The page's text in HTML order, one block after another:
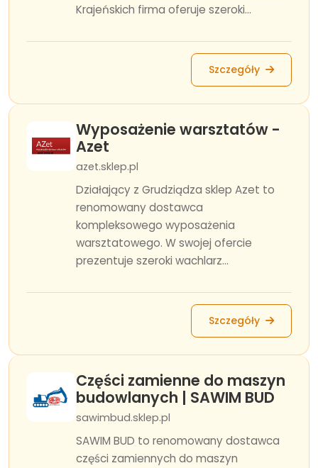
Krajeńskich firma oferuje szeroki...
Szczegóły
Wyposażenie warsztatów -
Azet
azet.sklep.pl
Działający z Grudziądza sklep Azet to
renomowany dostawca
kompleksowego wyposażenia
warsztatowego. W swojej ofercie
prezentuje szeroki wachlarz...
Szczegóły
Części zamienne do maszyn
budowlanych | SAWIM BUD
sawimbud.sklep.pl
SAWIM BUD to renomowany dostawca
części zamiennych do maszyn